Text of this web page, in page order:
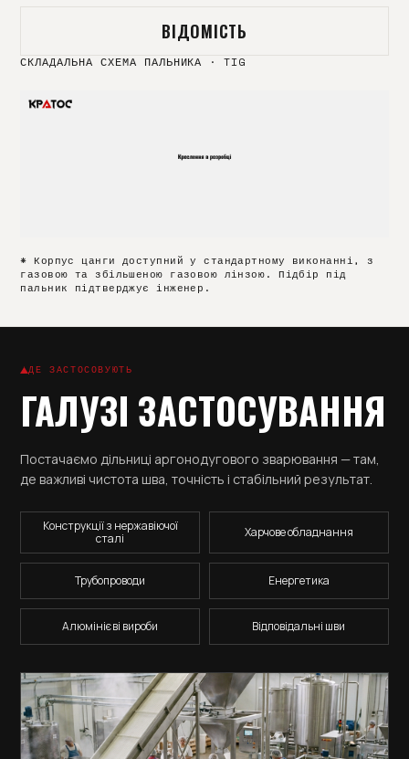
ВІДОМІСТЬ
СКЛАДАЛЬНА СХЕМА ПАЛЬНИКА ·TIG
* Корпус цанги доступний у стандартному виконанні, з
газовою та збільшеною газовою лінзою. Підбір під
пальник підтверджує інженер.
ДЕ ЗАСТОСОВУЮТЬ
ГАЛУЗІ ЗАСТОСУВАННЯ
Постачаємо дільниці аргонодугового зварювання — там,
де важливі чистота шва, точність і стабільний результат.
Конструкції з нержавіючої
сталі
Харчове обладнання
Трубопроводи Енергетика
Алюмінієві вироби Відповідальні шви